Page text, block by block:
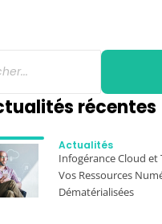
récentes
Actualités
Infogérance Cloud et
Vos Ressources
Dématérialisées